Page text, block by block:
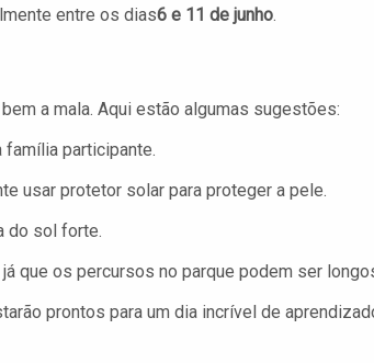
entre os dias6 e 11 de junho.
a mala. Aqui estão algumas sugestões:
família participante.
usar protetor solar para proteger a pele.
do sol forte.
que os percursos no parque podem ser
prontos para um dia incrível de